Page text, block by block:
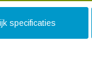
specificaties